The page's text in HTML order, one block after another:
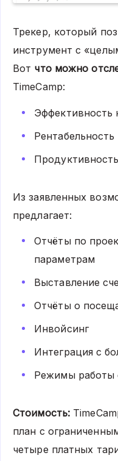
Трекер, который
инструмент с
Вот что можно
TimeCamp:
Эффективность
Продуктивность
Из заявленных
предлагает:
Отчёты по
параметрам
Выставление
Отчёты о
Инвойсинг
Интеграция с
Режимы работы
Стоимость:
план с
четыре платных